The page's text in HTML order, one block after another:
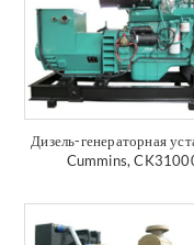
Дизель-генераторная
Cummins,